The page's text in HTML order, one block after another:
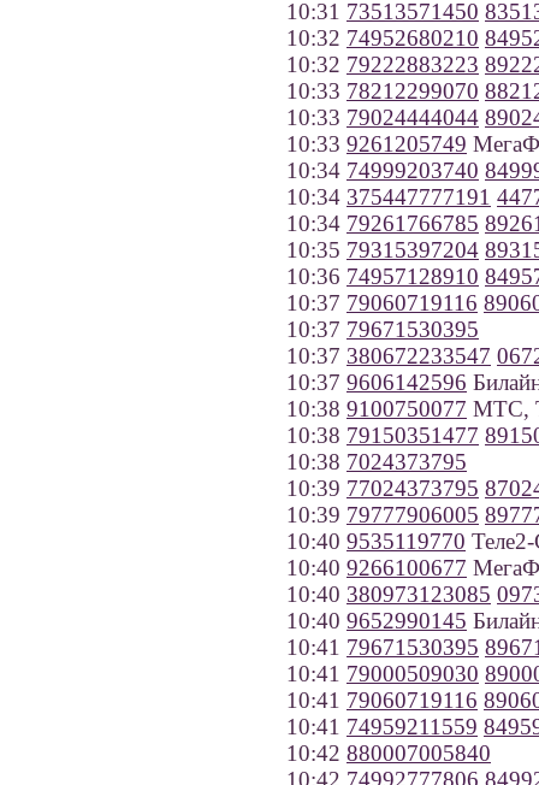
10:31 73513571450
10:32 74952680210
10:32 79222883223
10:33 78212299070
10:33 79024444044
10:33 9261205749
10:34 74999203740
10:34 375447777191
10:34 79261766785
10:35 79315397204
10:36 74957128910
10:37 79060719116
10:37 79671530395
10:37 380672233547
10:37 9606142596
10:38 9100750077 МТС,
10:38 79150351477
10:38 7024373795
10:39 77024373795
10:39 79777906005
10:40 9535119770
10:40 9266100677
10:40 380973123085
10:40 9652990145
10:41 79671530395
10:41 79000509030
10:41 79060719116
10:41 74959211559
10:42 880007005840
10:42 74992777806